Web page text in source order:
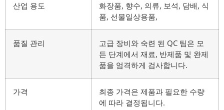
산업 용도
화장품, 향수, 의류, 보석, 담배, 식
품, 선물일상용품,
품질 관리
고급 장비와 숙련 된 QC 팀은 모
든 단계에서 재료, 반제품 및 완제
품을 엄격하게 검사합니다.
가격
최종 가격은 제품과 필요한 수량
에 따라 결정됩니다.